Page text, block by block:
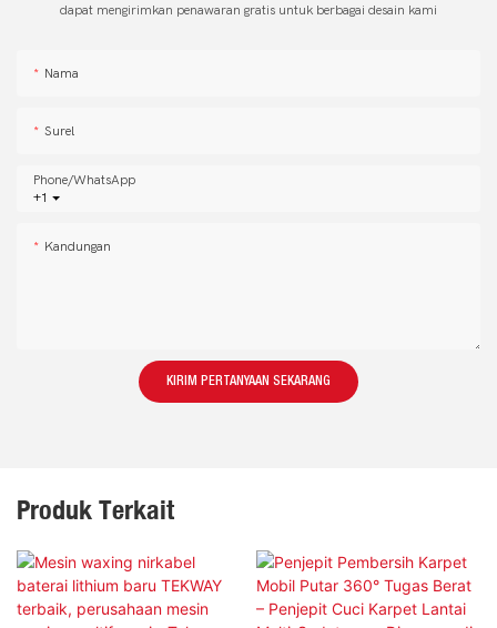
dapat mengirimkan penawaran gratis untuk berbagai desain kami
Nama
Surel
+1
Phone/whatsApp
Kandungan
KIRIM PERTANYAAN SEKARANG
Produk Terkait